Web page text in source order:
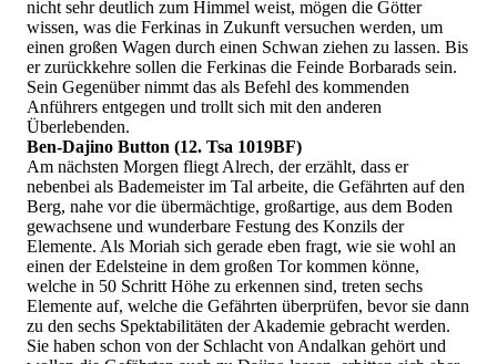
nicht sehr deutlich zum Himmel weist, mögen die Götter
wissen, was die Ferkinas in Zukunft versuchen werden, um
einen großen Wagen durch einen Schwan ziehen zu lassen. Bis
er zurückkehre sollen die Ferkinas die Feinde Borbarads sein.
Sein Gegenüber nimmt das als Befehl des kommenden
Anführers entgegen und trollt sich mit den anderen
Überlebenden.
Ben-Dajino Button (12. Tsa 1019BF)
Am nächsten Morgen fliegt Alrech, der erzählt, dass er
nebenbei als Bademeister im Tal arbeite, die Gefährten auf den
Berg, nahe vor die übermächtige, großartige, aus dem Boden
gewachsene und wunderbare Festung des Konzils der
Elemente. Als Moriah sich gerade eben fragt, wie sie wohl an
einen der Edelsteine in dem großen Tor kommen könne,
welche in 50 Schritt Höhe zu erkennen sind, treten sechs
Elemente auf, welche die Gefährten überprüfen, bevor sie dann
zu den sechs Spektabilitäten der Akademie gebracht werden.
Sie haben schon von der Schlacht von Andalkan gehört und